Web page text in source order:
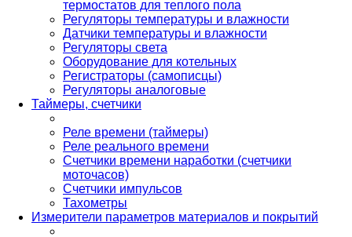
термостатов для теплого пола
Регуляторы температуры и влажности
Датчики температуры и влажности
Регуляторы света
Оборудование для котельных
Регистраторы (самописцы)
Регуляторы аналоговые
Таймеры, счетчики
Реле времени (таймеры)
Реле реального времени
Счетчики времени наработки (счетчики
моточасов)
Счетчики импульсов
Тахометры
Измерители параметров материалов и покрытий